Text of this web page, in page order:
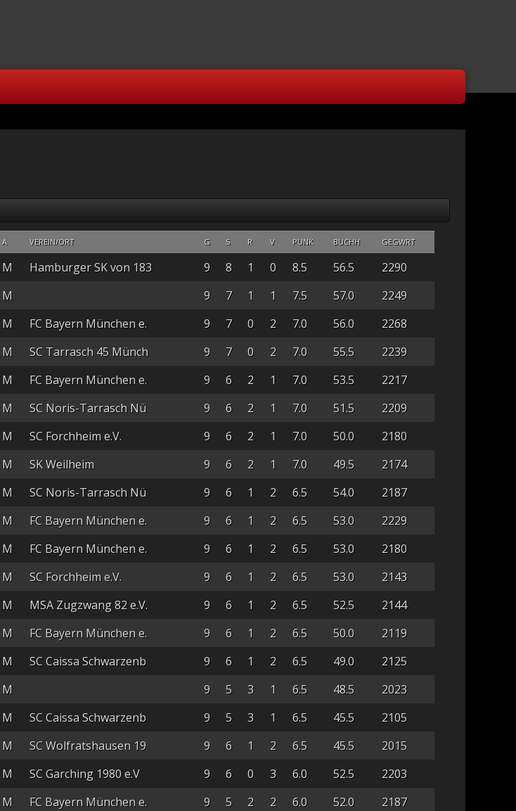
A VEREIN/ORT G S R V PUNK BUCHH GEGWRT
M Hamburger SK von 183 9 8 1 0 8.5 56.5
2290
M 9 7 1 1 7.5 57.0
2249
M FC Bayern München e. 9 7 0 2 7.0 56.0
2268
M SC Tarrasch 45 Münch 9 7 0 2 7.0 55.5
2239
M FC Bayern München e. 9 6 2 1 7.0 53.5
2217
M SC Noris-Tarrasch Nü 9 6 2 1 7.0 51.5
2209
M SC Forchheim e.V. 9 6 2 1 7.0 50.0
2180
M SK Weilheim 9 6 2 1 7.0 49.5
2174
M SC Noris-Tarrasch Nü 9 6 1 2 6.5 54.0
2187
M FC Bayern München e. 9 6 1 2 6.5 53.0
2229
M FC Bayern München e. 9 6 1 2 6.5 53.0
2180
M SC Forchheim e.V. 9 6 1 2 6.5 53.0
2143
M MSA Zugzwang 82 e.V. 9 6 1 2 6.5 52.5
2144
M FC Bayern München e. 9 6 1 2 6.5 50.0
2119
M SC Caissa Schwarzenb 9 6 1 2 6.5 49.0
2125
M 9 5 3 1 6.5 48.5
2023
M SC Caissa Schwarzenb 9 5 3 1 6.5 45.5
2105
M SC Wolfratshausen 19 9 6 1 2 6.5 45.5
2015
M SC Garching 1980 e.V 9 6 0 3 6.0 52.5
2203
M FC Bayern München e. 9 5 2 2 6.0 52.0
2187